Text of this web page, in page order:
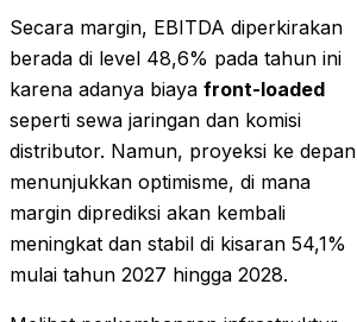
Secara margin, EBITDA diperkirakan
berada di level 48,6% pada tahun ini
karena adanya biaya front-loaded
seperti sewa jaringan dan komisi
distributor. Namun, proyeksi ke depan
menunjukkan optimisme, di mana
margin diprediksi akan kembali
meningkat dan stabil di kisaran 54,1%
mulai tahun 2027 hingga 2028.